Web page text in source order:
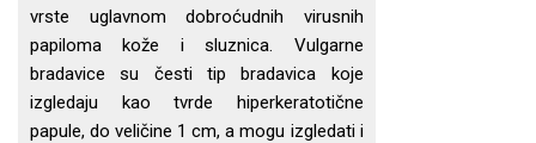
vrste uglavnom dobroćudnih virusnih
papiloma kože i sluznica. Vulgarne
bradavice su česti tip bradavica koje
izgledaju kao tvrde hiperkeratotične
papule, do veličine 1 cm, a mogu izgledati i